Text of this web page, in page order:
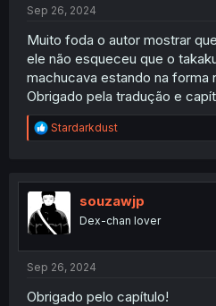
Sep 26, 2024
Muito foda o autor mostrar
ele não esqueceu que o
machucava estando na forma
Obrigado pela tradução e
R
e
t
i
o
n
Stardarkdust
souzawjp
Dex-chan lover
Sep 26, 2024
Obrigado pelo capítulo!